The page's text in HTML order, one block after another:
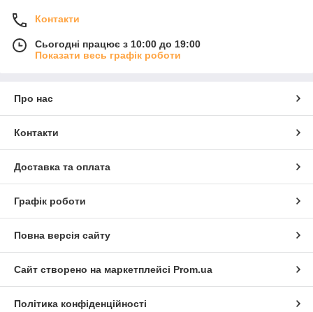
Контакти
Сьогодні працює з 10:00 до 19:00
Показати весь графік роботи
Про нас
Контакти
Доставка та оплата
Графік роботи
Повна версія сайту
Сайт створено на маркетплейсі Prom.ua
Політика конфіденційності